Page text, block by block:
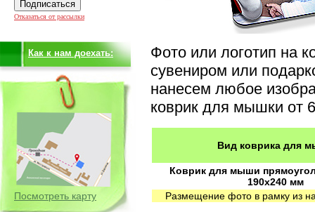
Отказаться от рассылки
Как к нам доехать:
Посмотреть карту
Фото или логотип на
сувениром или
нанесем любое
коврик для мышки от
Вид коврика для
Коврик для мыши
190x240 мм
Размещение фото в рамку из